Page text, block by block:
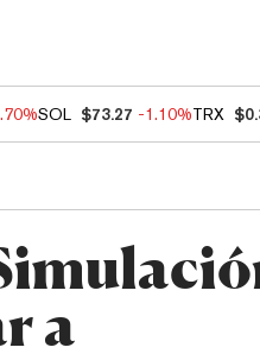
SOL $73.27 -1.10%TRX
a